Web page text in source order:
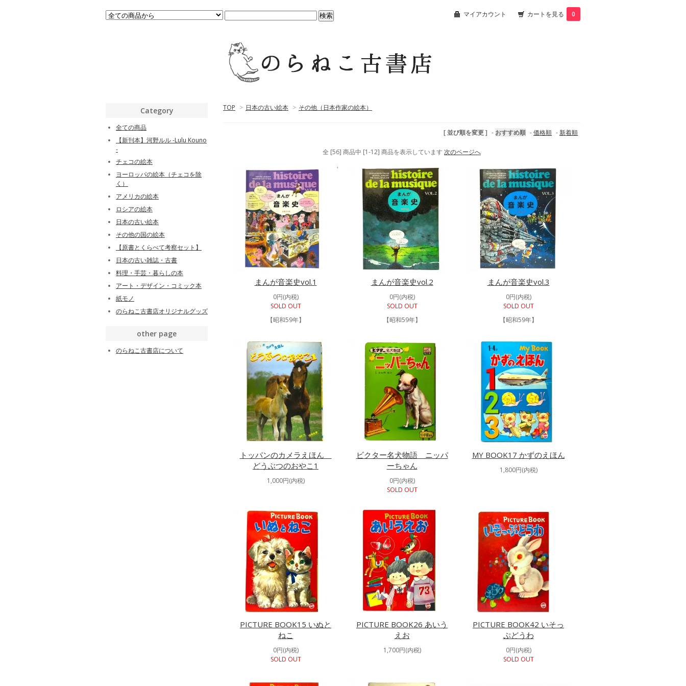
マイアカウント カートを見る 0
TOP > 日本の古い絵本 > その他（日本作家の絵本）
[ 並び順を変更 ] - おすすめ順 -価格順 -新着順
全 [56] 商品中 [1-12] 商品を表示しています 次のページへ
まんが音楽史vol.1
0円(内税)
SOLD OUT
【昭和59年】
まんが音楽史vol.2
0円(内税)
SOLD OUT
【昭和59年】
まんが音楽史vol.3
0円(内税)
SOLD OUT
【昭和59年】
トッパンのカメラえほん
どうぶつのおやこ1
1,000円(内税)
ビクター名犬物語 ニッパ
ーちゃん
0円(内税)
SOLD OUT
MY BOOK17 かずのえほん
1,800円(内税)
PICTURE BOOK15 いぬと
ねこ
0円(内税)
SOLD OUT
PICTURE BOOK26 あいう
えお
1,700円(内税)
PICTURE BOOK42 いそっ
ぷどうわ
0円(内税)
SOLD OUT
Category
全ての商品
【新刊本】河野ルル -Lulu Kouno
-
チェコの絵本
ヨーロッパの絵本（チェコを除
く）
アメリカの絵本
ロシアの絵本
日本の古い絵本
その他の国の絵本
【原書とくらべて考察セット】
日本の古い雑誌・古書
料理・手芸・暮らしの本
アート・デザイン・コミック本
紙モノ
のらねこ古書店オリジナルグッズ
other page
のらねこ古書店について